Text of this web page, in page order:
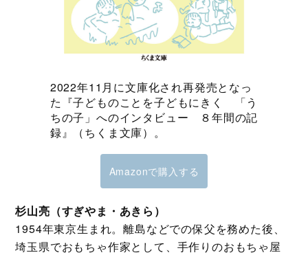
2022年11月に文庫化され再発売となっ
た『子どものことを子どもにきく 「う
ちの子」へのインタビュー ８年間の記
録』（ちくま文庫）。
Amazonで購入する
杉山亮（すぎやま・あきら）
1954年東京生まれ。離島などでの保父を務めた後、
埼玉県でおもちゃ作家として、手作りのおもちゃ屋